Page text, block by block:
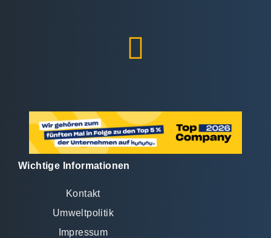
Wichtige Informationen
Kontakt
Umweltpolitik
Impressum